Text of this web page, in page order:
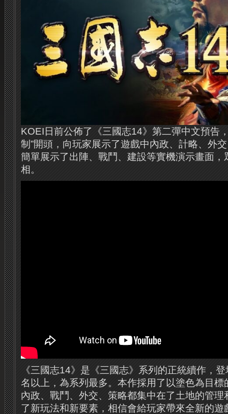
KOEI日前公佈了《三國志14》第二彈中文預告
制”開頭，向玩家展示了遊戲中內政、計略、外
簡單展示了出陣、戰鬥、建設等實機演示畫面，
相。
《三國志14》是《三國志》系列的正統續作，
名以上，為系列最多。本作採用了以塗色為目標
內政、戰鬥、外交、策略都集中在了土地的管
了新玩法和新要素，相信會給玩家帶來全新的遊